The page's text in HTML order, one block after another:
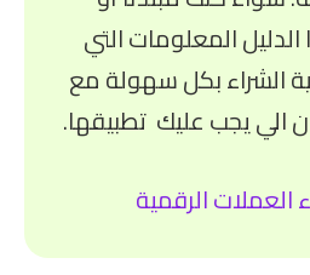
المعلومات التي
الشراء بكل سهولة مع
الي يجب عليك تطبيقها.
العملات الرقمية